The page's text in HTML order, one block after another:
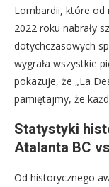
Lombardii, które od
2022 roku nabrały
dotychczasowych
wygrała wszystkie
pokazuje, że „La
pamiętajmy, że
Statystyki
Atalanta BC
Od historycznego